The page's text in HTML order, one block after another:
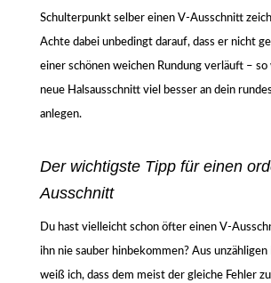
Schulterpunkt selber einen V-Ausschnitt
Achte dabei unbedingt darauf, dass er nicht
einer schönen weichen Rundung verläuft – so
neue Halsausschnitt viel besser an dein
anlegen.
Der wichtigste Tipp für einen
Ausschnitt
Du hast vielleicht schon öfter einen V-
ihn nie sauber hinbekommen? Aus
weiß ich, dass dem meist der gleiche Fehler